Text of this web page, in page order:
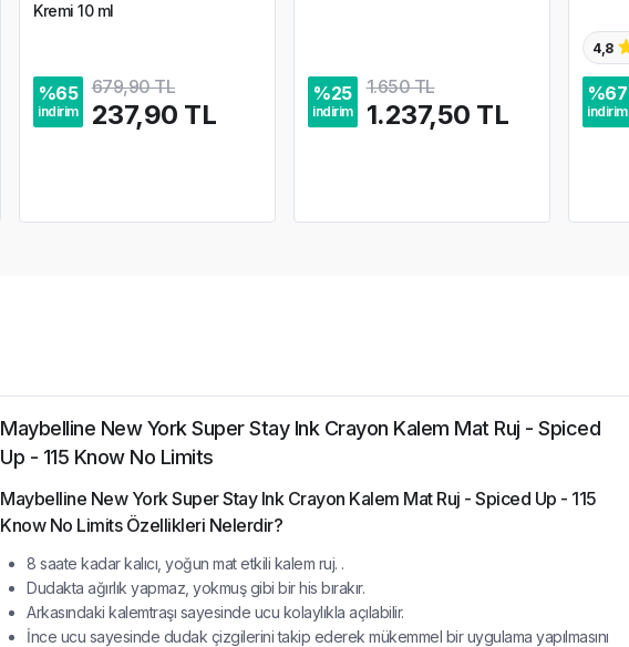
Kremi 10 ml
%65
indirim
679,90 TL
237,90 TL
%25
indirim
1.650 TL
1.237,50 TL
4,8
%67
indirim
Maybelline New York Super Stay Ink Crayon Kalem Mat Ruj - Spiced
Up - 115 Know No Limits
Maybelline New York Super Stay Ink Crayon Kalem Mat Ruj - Spiced Up - 115
Know No Limits Özellikleri Nelerdir?
8 saate kadar kalıcı, yoğun mat etkili kalem ruj. .
Dudakta ağırlık yapmaz, yokmuş gibi bir his bırakır.
Arkasındaki kalemtraşı sayesinde ucu kolaylıkla açılabilir.
İnce ucu sayesinde dudak çizgilerini takip ederek mükemmel bir uygulama yapılmasını